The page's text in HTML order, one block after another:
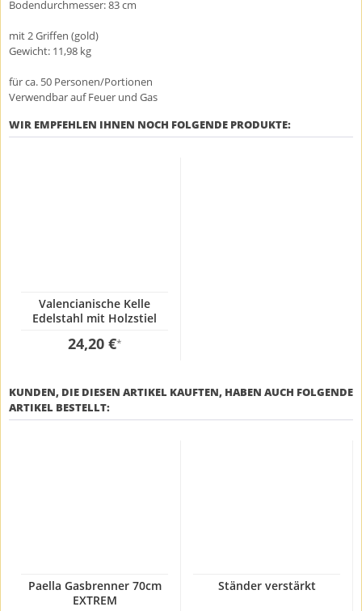
Bodendurchmesser: 83 cm
mit 2 Griffen (gold)
Gewicht: 11,98 kg
für ca. 50 Personen/Portionen
Verwendbar auf Feuer und Gas
WIR EMPFEHLEN IHNEN NOCH FOLGENDE PRODUKTE:
Valencianische Kelle
Edelstahl mit Holzstiel
24,20 €*
KUNDEN, DIE DIESEN ARTIKEL KAUFTEN, HABEN AUCH FOLGENDE
ARTIKEL BESTELLT:
Paella Gasbrenner 70cm
EXTREM
Ständer verstärkt